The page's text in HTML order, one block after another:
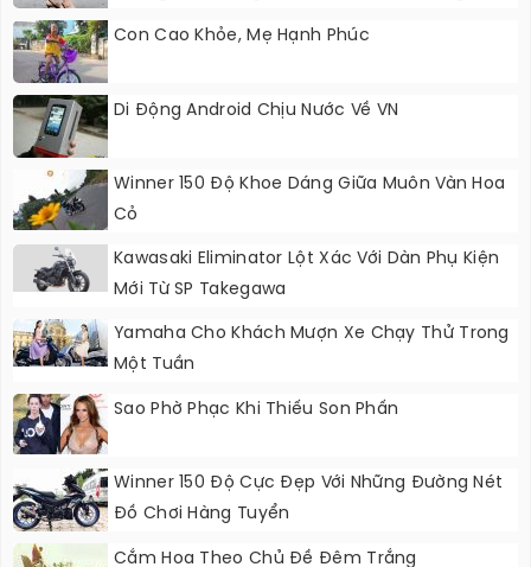
Không Lo Lỗi Thời
Con Cao Khỏe, Mẹ Hạnh Phúc
Di Động Android Chịu Nước Về VN
Winner 150 Độ Khoe Dáng Giữa Muôn Vàn Hoa
Cỏ
Kawasaki Eliminator Lột Xác Với Dàn Phụ Kiện
Mới Từ SP Takegawa
Yamaha Cho Khách Mượn Xe Chạy Thử Trong
Một Tuần
Sao Phờ Phạc Khi Thiếu Son Phấn
Winner 150 Độ Cực Đẹp Với Những Đường Nét
Đồ Chơi Hàng Tuyển
Cắm Hoa Theo Chủ Đề Đêm Trắng